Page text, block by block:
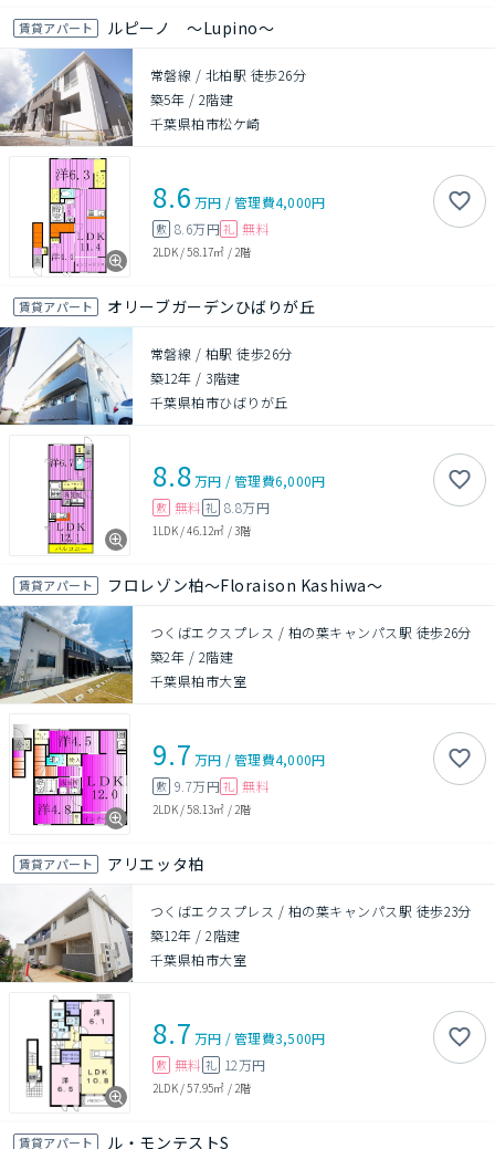
賃貸アパート ルピーノ ～Lupino～
常磐線 / 北柏駅 徒歩26分
築5年 / 2階建
千葉県柏市松ケ崎
8.6 万円 /管理費4,000円
敷 8.6万円 礼 無料
2LDK/58.17㎡ / 2階
賃貸アパート オリーブガーデンひばりが丘
常磐線 / 柏駅 徒歩26分
築12年 / 3階建
千葉県柏市ひばりが丘
8.8万円 /管理費6,000円
敷 無料 礼 8.8万円
1LDK/46.12㎡ /3階
賃貸アパート フロレゾン柏～Floraison Kashiwa～
つくばエクスプレス / 柏の葉キャンパス駅 徒歩26分
築2年 / 2階建
千葉県柏市大室
9.7 万円 /管理費4,000円
敷 9.7万円 礼 無料
2LDK/58.13㎡ / 2階
賃貸アパート アリエッタ柏
つくばエクスプレス / 柏の葉キャンパス駅 徒歩23分
築12年 /2階建
千葉県柏市大室
8.7 万円 /管理費3,500円
敷 無料 礼 12万円
2LDK/57.95㎡ / 2階
賃貸アパート ル・モンテストS